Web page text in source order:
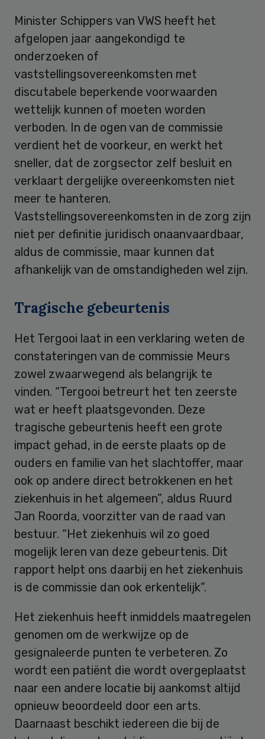
Minister Schippers van VWS heeft het
afgelopen jaar aangekondigd te
onderzoeken of
vaststellingsovereenkomsten met
discutabele beperkende voorwaarden
wettelijk kunnen of moeten worden
verboden. In de ogen van de commissie
verdient het de voorkeur, en werkt het
sneller, dat de zorgsector zelf besluit en
verklaart dergelijke overeenkomsten niet
meer te hanteren.
Vaststellingsovereenkomsten in de zorg zijn
niet per definitie juridisch onaanvaardbaar,
aldus de commissie, maar kunnen dat
afhankelijk van de omstandigheden wel zijn.
Tragische gebeurtenis
Het Tergooi laat in een verklaring weten de
constateringen van de commissie Meurs
zowel zwaarwegend als belangrijk te
vinden. “Tergooi betreurt het ten zeerste
wat er heeft plaatsgevonden. Deze
tragische gebeurtenis heeft een grote
impact gehad, in de eerste plaats op de
ouders en familie van het slachtoffer, maar
ook op andere direct betrokkenen en het
ziekenhuis in het algemeen”, aldus Ruurd
Jan Roorda, voorzitter van de raad van
bestuur. “Het ziekenhuis wil zo goed
mogelijk leren van deze gebeurtenis. Dit
rapport helpt ons daarbij en het ziekenhuis
is de commissie dan ook erkentelijk”.
Het ziekenhuis heeft inmiddels maatregelen
genomen om de werkwijze op de
gesignaleerde punten te verbeteren. Zo
wordt een patiënt die wordt overgeplaatst
naar een andere locatie bij aankomst altijd
opnieuw beoordeeld door een arts.
Daarnaast beschikt iedereen die bij de